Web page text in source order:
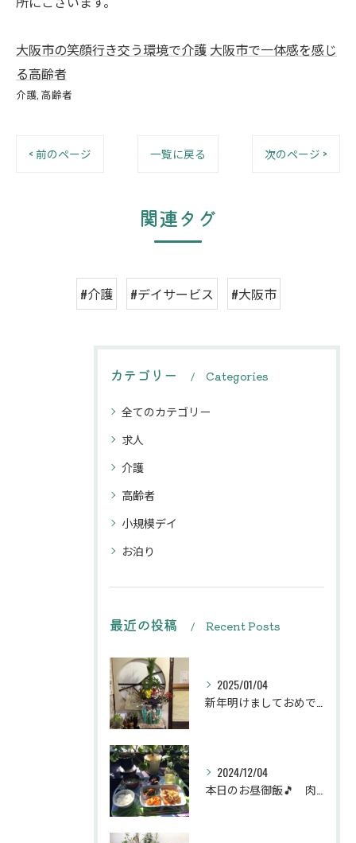
大阪市の笑顔行き交う環境で介護 大阪市で一体感を感じ
る高齢者
介護 高齢者
< 前のページ 一覧に戻る 次のページ >
関連タグ
#介護 #デイサービス #大阪市
カテゴリー Categories
全てのカテゴリー
求人
介護
高齢者
小規模デイ
お泊り
最近の投稿 Recent Posts
2025/01/04
2024/12/04